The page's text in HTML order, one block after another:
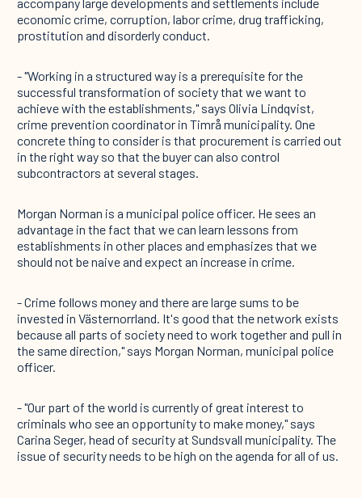
accompany large developments and settlements include
economic crime, corruption, labor crime, drug trafficking,
prostitution and disorderly conduct.
- "Working in a structured way is a prerequisite for the
successful transformation of society that we want to
achieve with the establishments," says Olivia Lindqvist,
crime prevention coordinator in Timrå municipality. One
concrete thing to consider is that procurement is carried out
in the right way so that the buyer can also control
subcontractors at several stages.
Morgan Norman is a municipal police officer. He sees an
advantage in the fact that we can learn lessons from
establishments in other places and emphasizes that we
should not be naive and expect an increase in crime.
- Crime follows money and there are large sums to be
invested in Västernorrland. It's good that the network exists
because all parts of society need to work together and pull in
the same direction," says Morgan Norman, municipal police
officer.
- "Our part of the world is currently of great interest to
criminals who see an opportunity to make money," says
Carina Seger, head of security at Sundsvall municipality. The
issue of security needs to be high on the agenda for all of us.